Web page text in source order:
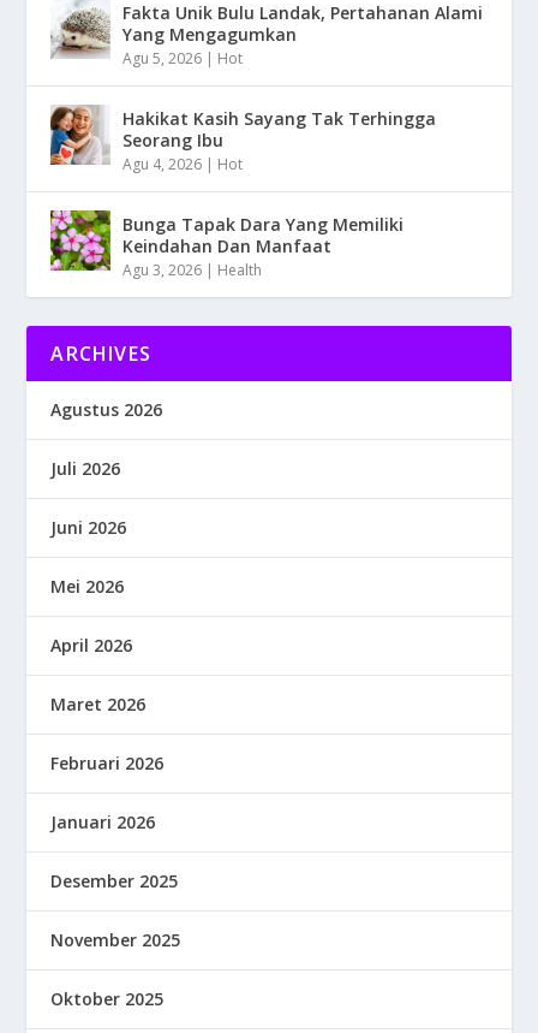
Fakta Unik Bulu Landak, Pertahanan Alami
Yang Mengagumkan
Agu 5, 2026 | Hot
Hakikat Kasih Sayang Tak Terhingga
Seorang Ibu
Agu 4, 2026 | Hot
Bunga Tapak Dara Yang Memiliki
Keindahan Dan Manfaat
Agu 3, 2026 | Health
ARCHIVES
Agustus 2026
Juli 2026
Juni 2026
Mei 2026
April 2026
Maret 2026
Februari 2026
Januari 2026
Desember 2025
November 2025
Oktober 2025